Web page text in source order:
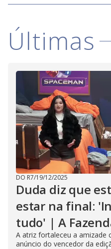
Últimas
DO R7/19/12/2025
Duda diz que
estar na final:
tudo' | A
A atriz fortaleceu a amizade
anúncio do vencedor da